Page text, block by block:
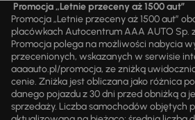
Promocja „Letnie przeceny aż 1500 aut”
Promocja „Letnie przeceny aż 1500 aut”
placówkach Autocentrum AAA AUTO Sp.
Promocja polega na możliwości nabycia
przecenionych, wskazanych w serwisie
aaaauto.pl/promocja, ze zniżką
cenie. Zniżka jest obliczana jako różnica
danego pojazdu z 30 dni przed obniżką a
sprzedaży. Liczba samochodów objętych